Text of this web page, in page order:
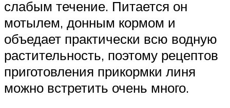
слабым течение. Питается он
мотылем, донным кормом и
объедает практически всю водную
растительность, поэтому рецептов
приготовления прикормки линя
можно встретить очень много.